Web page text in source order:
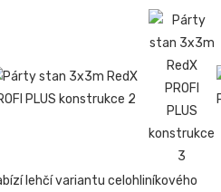
lehčí variantu celohliníkového